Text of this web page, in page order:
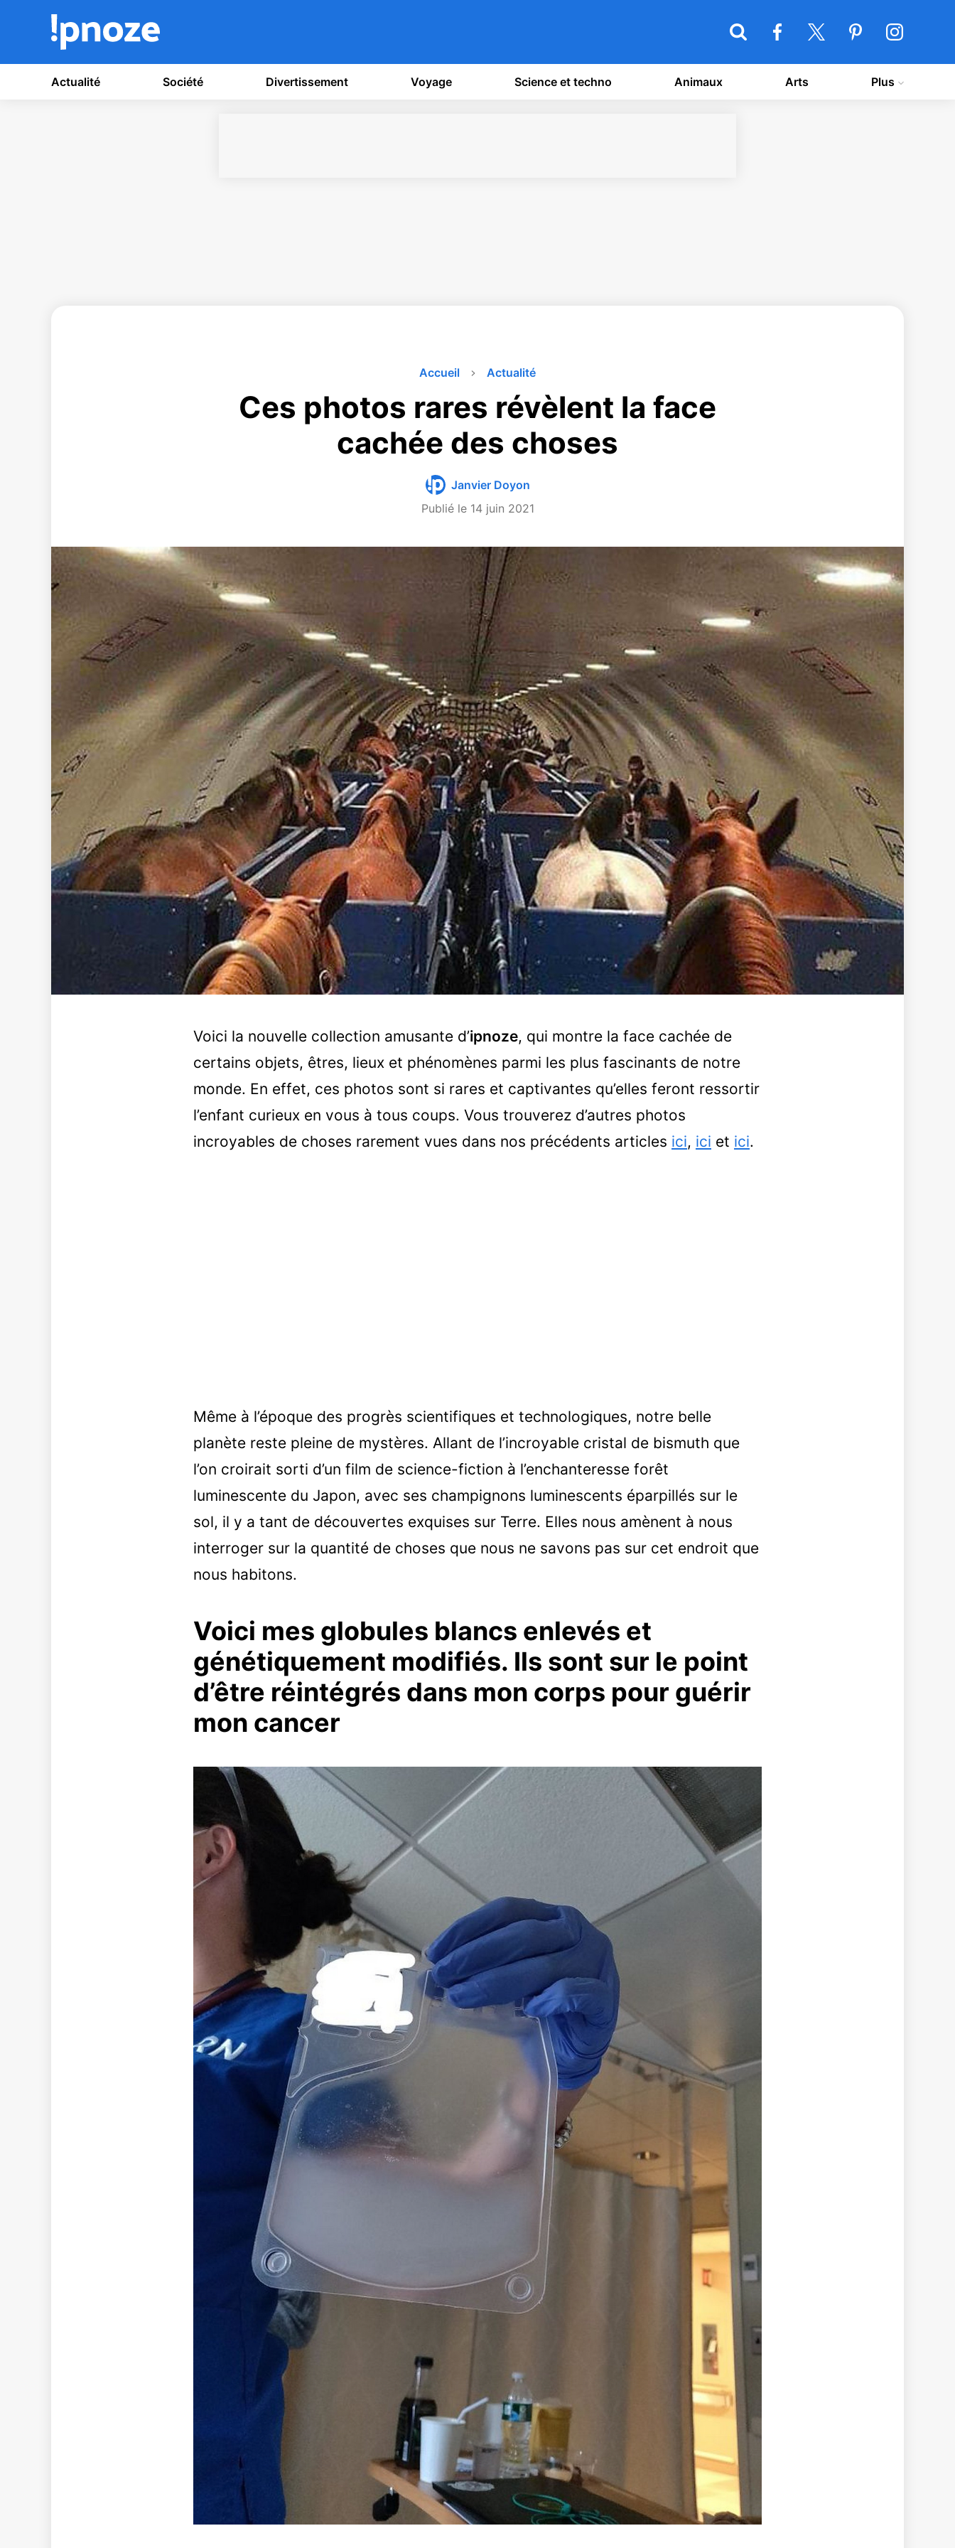
Actualité Société Divertissement Voyage Science et techno Animaux Arts Plus
Accueil Actualité
Ces photos rares révèlent la face
cachée des choses
Janvier Doyon
Publié le 14 juin 2021
Voici la nouvelle collection amusante d’ipnoze, qui montre la face cachée de
certains objets, êtres, lieux et phénomènes parmi les plus fascinants de notre
monde. En effet, ces photos sont si rares et captivantes qu’elles feront ressortir
l’enfant curieux en vous à tous coups. Vous trouverez d’autres photos
incroyables de choses rarement vues dans nos précédents articles ici, ici et ici.
Même à l’époque des progrès scientifiques et technologiques, notre belle
planète reste pleine de mystères. Allant de l’incroyable cristal de bismuth que
l’on croirait sorti d’un film de science-fiction à l’enchanteresse forêt
luminescente du Japon, avec ses champignons luminescents éparpillés sur le
sol, il y a tant de découvertes exquises sur Terre. Elles nous amènent à nous
interroger sur la quantité de choses que nous ne savons pas sur cet endroit que
nous habitons.
Voici mes globules blancs enlevés et
génétiquement modifiés. Ils sont sur le point
d’être réintégrés dans mon corps pour guérir
mon cancer